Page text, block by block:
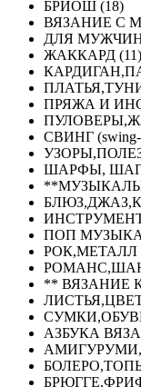
БРИОШ (18)
ВЯЗАНИЕ С
ДЛЯ МУЖЧИН
ЖАККАРД (11)
ПРЯЖА И
СВИНГ (swing-
ШАРФЫ,
ПОП МУЗЫКА
РОК,МЕТАЛЛ
** ВЯЗАНИЕ
АЗБУКА